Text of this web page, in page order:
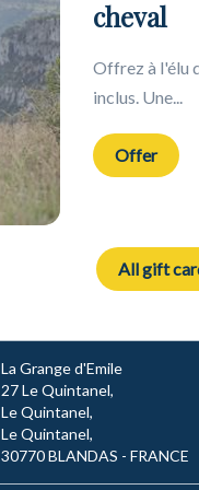
cheval
Offrez à l'élu
inclus. Une...
Offer
Valid12
All gift
La Grange d'Emile
27 Le Quintanel,
Le Quintanel,
Le Quintanel,
30770 BLANDAS - FRANCE